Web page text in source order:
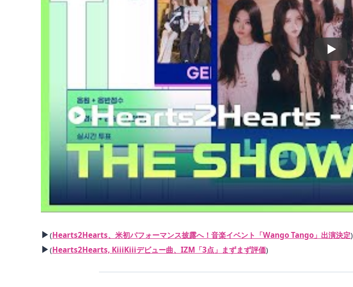
▶(Hearts2Hearts、米初パフォーマンス披露へ！音楽イベント「Wango Tango」出演決定)
▶(Hearts2Hearts, KiiiKiiiデビュー曲、IZM「3点」まずまず評価)